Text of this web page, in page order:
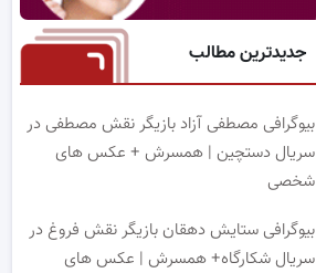
جدیدترین مطالب
بیوگرافی مصطفی آزاد بازیگر نقش مصطفی در
سریال دستچین | همسرش + عکس های
شخصی
بیوگرافی ستایش دهقان بازیگر نقش فروغ در
سریال شکارگاه+ همسرش | عکس های